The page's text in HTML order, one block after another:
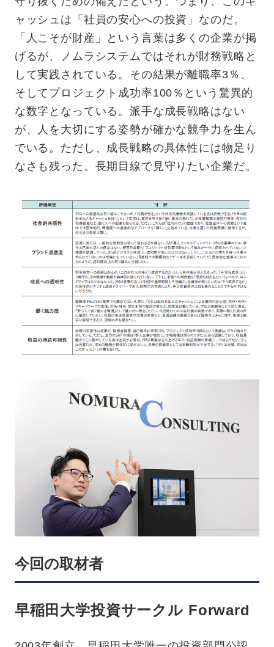
ャッシュは「社員の安心への投資」なのだ。
「人こそが財産」という言葉は多くの企業が掲
げるが、ノムラシステムではそれが財務戦略と
して実践されている。その結果が離職率3％、
そしてプロジェクト成功率100％という驚異的
な数字となっている。派手な成長戦略はない
が、人を大切にする姿勢が確かな競争力を生ん
でいる。ただし、成長戦略の具体性には物足り
なさも残った。長期目線で見守りたい企業だ。
今回の取材者
早稲田大学投資サークル Forward